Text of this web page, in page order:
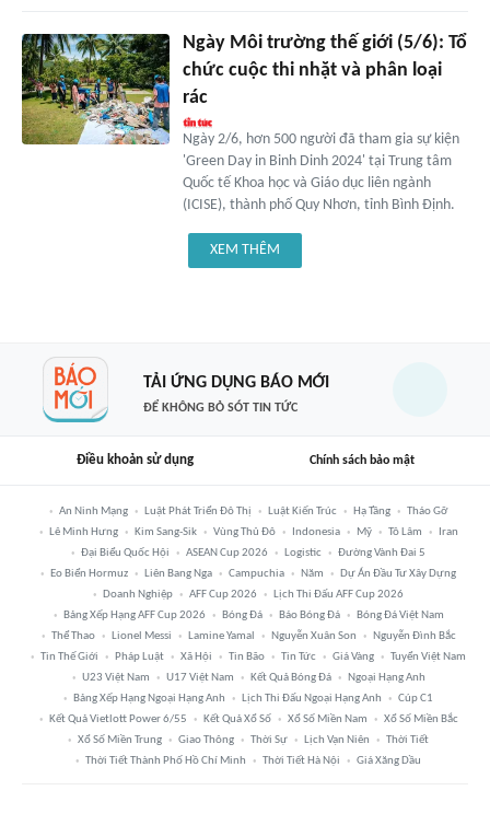
Ngày Môi trường thế giới (5/6): Tổ
chức cuộc thi nhặt và phân loại
rác
Ngày 2/6, hơn 500 người đã tham gia sự kiện
'Green Day in Binh Dinh 2024' tại Trung tâm
Quốc tế Khoa học và Giáo dục liên ngành
(ICISE), thành phố Quy Nhơn, tỉnh Bình Định.
XEM THÊM
TẢI ỨNG DỤNG BÁO MỚI
ĐỂ KHÔNG BỎ SÓT TIN TỨC
Điều khoản sử dụng Chính sách bảo mật
An Ninh Mạng Luật Phát Triển Đô Thị Luật Kiến Trúc Hạ Tầng
Tháo Gỡ
Lê Minh Hưng
Kim Sang-Sik Vùng Thủ Đô Indonesia Mỹ Tô Lâm
Iran
Đại Biểu Quốc Hội
ASEAN Cup 2026 Logistic
Đường Vành Đai 5
Eo Biển Hormuz
Liên Bang Nga Campuchia Năm
Dự Án Đầu Tư Xây Dựng
Doanh Nghiệp
AFF Cup 2026
Lịch Thi Đấu AFF Cup 2026
Bảng Xếp Hạng AFF Cup 2026
Bóng Đá Báo Bóng Đá
Bóng Đá Việt Nam
Thể Thao
Lionel Messi Lamine Yamal Nguyễn Xuân Son
Nguyễn Đình Bắc
Tin Thế Giới
Pháp Luật Xã Hội Tin Bão Tin Tức Giá Vàng
Tuyển Việt Nam
U23 Việt Nam
U17 Việt Nam Kết Quả Bóng Đá
Ngoại Hạng Anh
Bảng Xếp Hạng Ngoại Hạng Anh
Lịch Thi Đấu Ngoại Hạng Anh
Cúp C1
Kết Quả Vietlott Power 6/55
Kết Quả Xổ Số Xổ Số Miền Nam
Xổ Số Miền Bắc
Xổ Số Miền Trung
Giao Thông Thời Sự Lịch Vạn Niên
Thời Tiết
Thời Tiết Thành Phố Hồ Chí Minh
Thời Tiết Hà Nội Giá Xăng Dầu